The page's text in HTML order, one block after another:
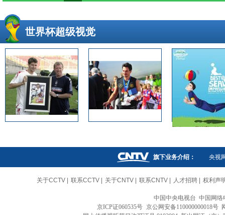
世界杯超级视觉
旗下业务介绍： 央视
关于CCTV 联系CCTV 关于CNTV 联系CNTV 人才招聘 权利声
中国中央电视台 中国网
京ICP证060535号 京公网安备110000000018号